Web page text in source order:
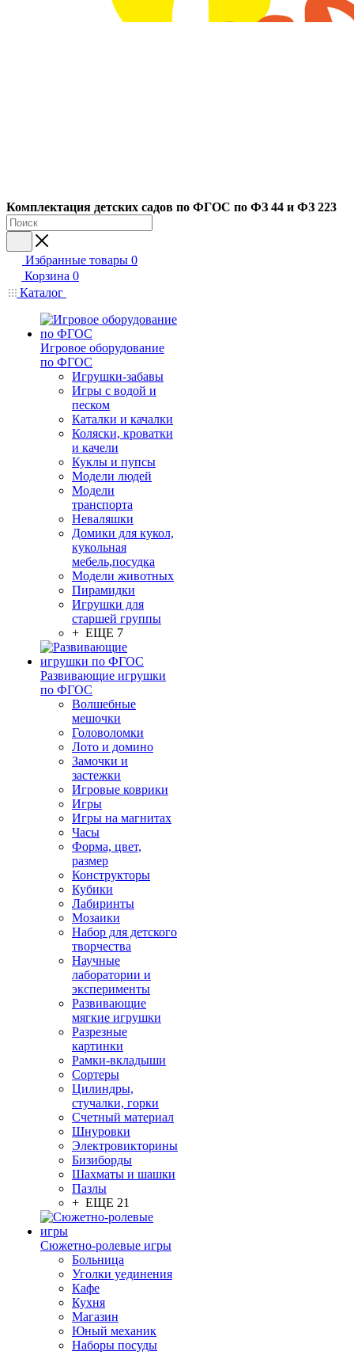
Комплектация детских садов по ФГОC по ФЗ 44 и ФЗ 223
Избранные товары 0
Корзина 0
Каталог
Игровое оборудование
по ФГОС
Игрушки-забавы
Игры с водой и
песком
Каталки и качалки
Коляски, кроватки
и качели
Куклы и пупсы
Модели людей
Модели
транспорта
Неваляшки
Домики для кукол,
кукольная
мебель,посудка
Модели животных
Пирамидки
Игрушки для
старшей группы
+ ЕЩЕ 7
Развивающие игрушки
по ФГОС
Волшебные
мешочки
Головоломки
Лото и домино
Замочки и
застежки
Игровые коврики
Игры
Игры на магнитах
Часы
Форма, цвет,
размер
Конструкторы
Кубики
Лабиринты
Мозаики
Набор для детского
творчества
Научные
лаборатории и
эксперименты
Развивающие
мягкие игрушки
Разрезные
картинки
Рамки-вкладыши
Сортеры
Цилиндры,
стучалки, горки
Счетный материал
Шнуровки
Электровикторины
Бизиборды
Шахматы и шашки
Пазлы
+ ЕЩЕ 21
Сюжетно-ролевые игры
Больница
Уголки уединения
Кафе
Кухня
Магазин
Юный механик
Наборы посуды